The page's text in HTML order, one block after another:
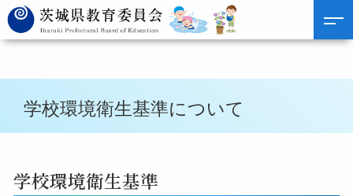
学校環境衛生基準について
学校環境衛生基準